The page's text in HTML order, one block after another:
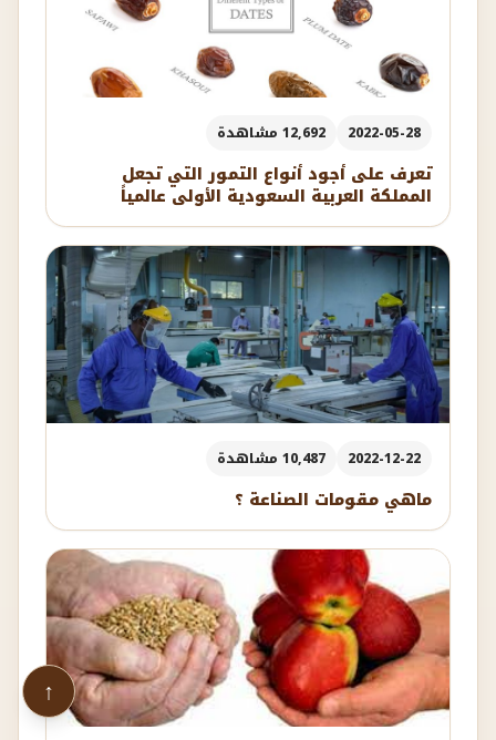
2022-05-28 12,692 مشاهدة
تعرف على أجود أنواع التمور التي تجعل
المملكة العربية السعودية الأولى عالمياً
2022-12-22 10,487 مشاهدة
ماهي مقومات الصناعة ؟
↑